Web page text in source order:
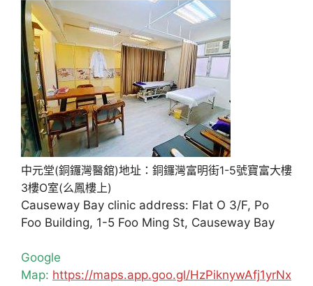
中元堂(銅鑼灣醫舘)地址：銅鑼灣富明街1-5號寶富大樓
3樓O室(么鳳樓上)
Causeway Bay clinic address: Flat O 3/F, Po
Foo Building, 1-5 Foo Ming St, Causeway Bay
Google
Map: https://maps.app.goo.gl/HzPiknywAfj1yrNx